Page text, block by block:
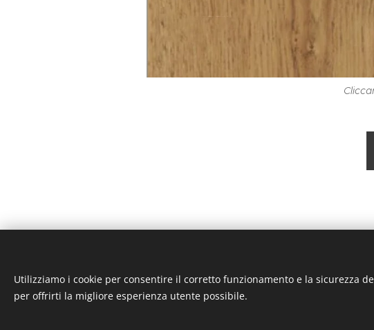
Ciogli Soluzioni, Via Galileo Galilei 21/25,
provincia di Pesaro Urbino, Rimini,
Utilizziamo i cookie per consentire il corretto funzionamento e la sicurezza
per offrirti la migliore esperienza utente possibile.